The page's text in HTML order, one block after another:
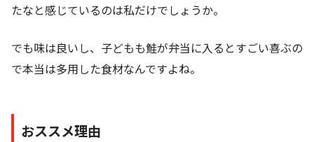
たなと感じているのは私だけでしょうか。
でも味は良いし、子どもも鮭が弁当に入るとすごい喜ぶの
で本当は多用した食材なんですよね。
おススメ理由